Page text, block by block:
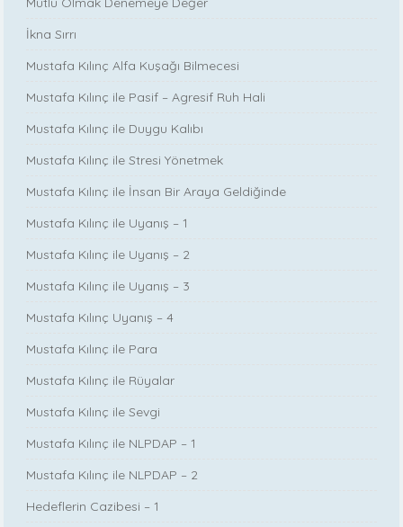
İkna Sırrı
Mustafa Kılınç Alfa Kuşağı Bilmecesi
Mustafa Kılınç ile Pasif – Agresif Ruh Hali
Mustafa Kılınç ile Duygu Kalıbı
Mustafa Kılınç ile Stresi Yönetmek
Mustafa Kılınç ile İnsan Bir Araya Geldiğinde
Mustafa Kılınç ile Uyanış – 1
Mustafa Kılınç ile Uyanış – 2
Mustafa Kılınç ile Uyanış – 3
Mustafa Kılınç Uyanış – 4
Mustafa Kılınç ile Para
Mustafa Kılınç ile Rüyalar
Mustafa Kılınç ile Sevgi
Mustafa Kılınç ile NLPDAP – 1
Mustafa Kılınç ile NLPDAP – 2
Hedeflerin Cazibesi – 1